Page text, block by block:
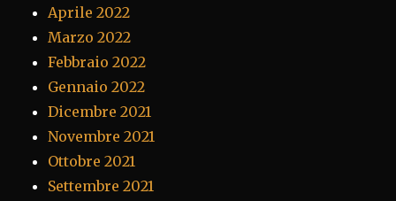
Aprile 2022
Marzo 2022
Febbraio 2022
Gennaio 2022
Dicembre 2021
Novembre 2021
Ottobre 2021
Settembre 2021